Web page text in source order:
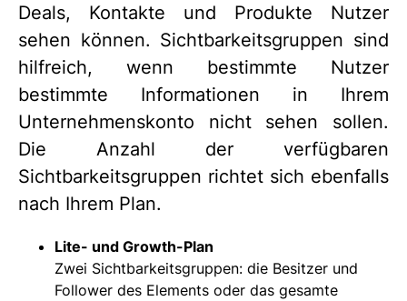
Deals, Kontakte und Produkte Nutzer
sehen können. Sichtbarkeitsgruppen sind
hilfreich, wenn bestimmte Nutzer
bestimmte Informationen in Ihrem
Unternehmenskonto nicht sehen sollen.
Die Anzahl der verfügbaren
Sichtbarkeitsgruppen richtet sich ebenfalls
nach Ihrem Plan.
Lite- und Growth-Plan
Zwei Sichtbarkeitsgruppen: die Besitzer und
Follower des Elements oder das gesamte